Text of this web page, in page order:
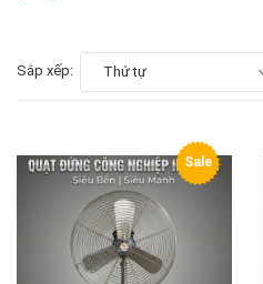
Sắp xếp: Thứ tự
Sale